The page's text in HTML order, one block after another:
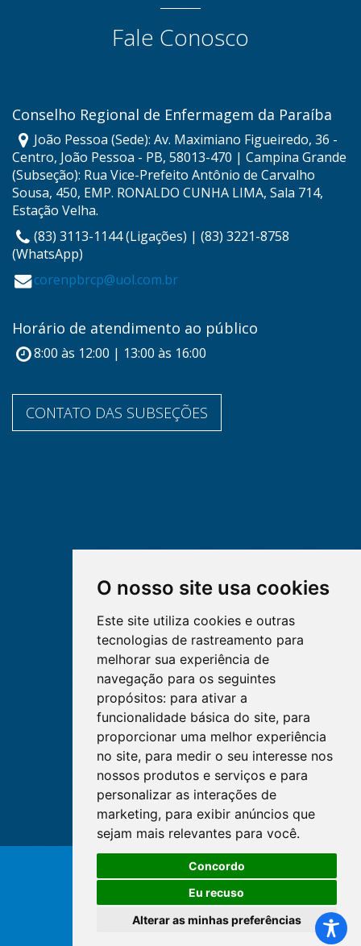
O nosso site usa cookies
Este site utiliza cookies e outras
tecnologias de rastreamento para
melhorar sua experiência de
navegação para os seguintes
propósitos: para ativar a
funcionalidade básica do site, para
proporcionar uma melhor experiência
no site, para medir o seu interesse nos
nossos produtos e serviços e para
personalizar as interações de
marketing, para exibir anúncios que
sejam mais relevantes para você.
Concordo
Eu recuso
Alterar as minhas preferências
Fale Conosco
Conselho Regional de Enfermagem da Paraíba
João Pessoa (Sede): Av. Maximiano Figueiredo, 36 -
Centro, João Pessoa - PB, 58013-470 | Campina Grande
(Subseção): Rua Vice-Prefeito Antônio de Carvalho
Sousa, 450, EMP. RONALDO CUNHA LIMA, Sala 714,
Estação Velha.
(83) 3113-1144 (Ligações) | (83) 3221-8758
(WhatsApp)
corenpbrcp@uol.com.br
Horário de atendimento ao público
8:00 às 12:00 | 13:00 às 16:00
CONTATO DAS SUBSEÇÕES
© Copyright 2026 - Cofen/CORENs